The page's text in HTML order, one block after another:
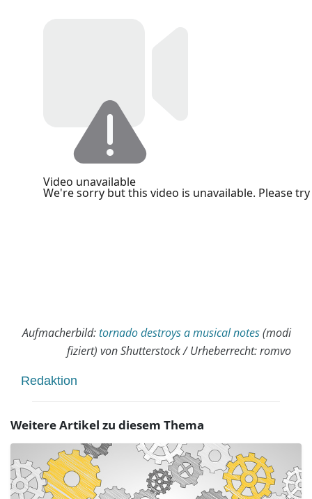
Aufmacherbild:tornado destroys a musical notes(modi
fiziert) von Shutterstock / Urheberrecht: romvo
Redaktion
Weitere Artikel zu diesem Thema